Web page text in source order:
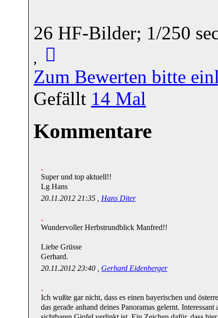
26 HF-Bilder; 1/250
Zum Bewerten bitte
Gefällt 14 Mal
Kommentare
Super und top aktuell!!
Lg Hans
20.11.2012 21:35 , Hans Diter
Wundervoller Herbstrundblick Manfred!!
Liebe Grüsse
Gerhard.
20.11.2012 23:40 , Gerhard Eidenberger
Ich wußte gar nicht, dass es einen bayerischen und
das gerade anhand deines Panoramas gelernt.